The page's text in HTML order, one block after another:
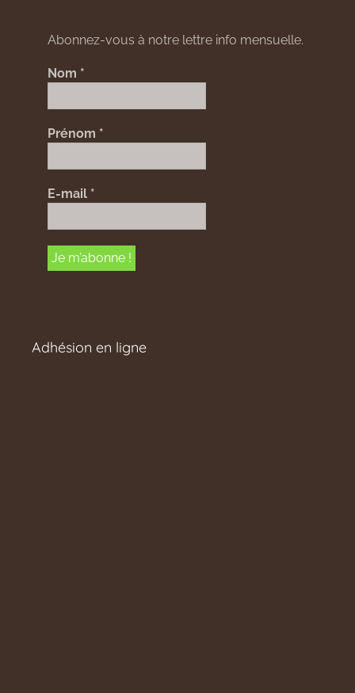
Abonnez-vous à notre lettre info mensuelle.
Nom *
Prénom *
E-mail *
Adhésion en ligne